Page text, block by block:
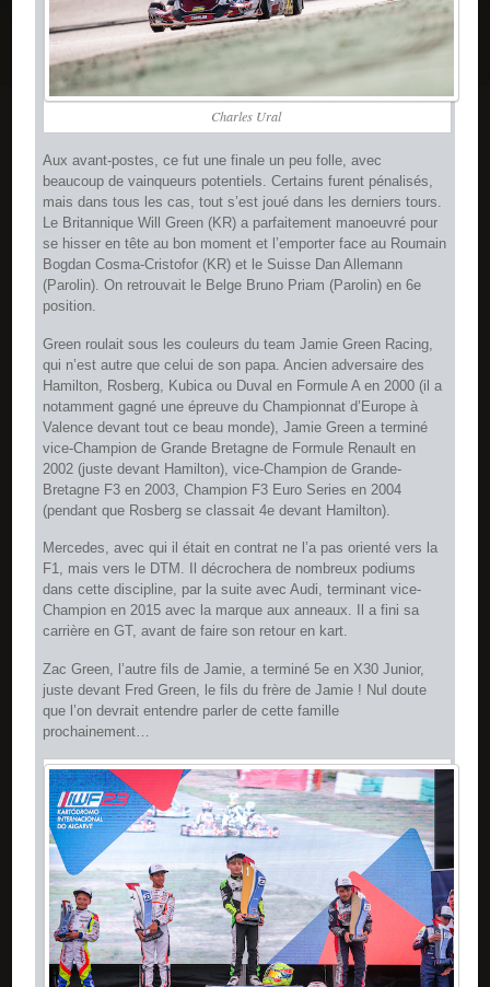
Charles Ural
Aux avant-postes, ce fut une finale un peu folle, avec
beaucoup de vainqueurs potentiels. Certains furent pénalisés,
mais dans tous les cas, tout s’est joué dans les derniers tours.
Le Britannique Will Green (KR) a parfaitement manoeuvré pour
se hisser en tête au bon moment et l’emporter face au Roumain
Bogdan Cosma-Cristofor (KR) et le Suisse Dan Allemann
(Parolin). On retrouvait le Belge Bruno Priam (Parolin) en 6e
position.
Green roulait sous les couleurs du team Jamie Green Racing,
qui n’est autre que celui de son papa. Ancien adversaire des
Hamilton, Rosberg, Kubica ou Duval en Formule A en 2000 (il a
notamment gagné une épreuve du Championnat d’Europe à
Valence devant tout ce beau monde), Jamie Green a terminé
vice-Champion de Grande Bretagne de Formule Renault en
2002 (juste devant Hamilton), vice-Champion de Grande-
Bretagne F3 en 2003, Champion F3 Euro Series en 2004
(pendant que Rosberg se classait 4e devant Hamilton).
Mercedes, avec qui il était en contrat ne l’a pas orienté vers la
F1, mais vers le DTM. Il décrochera de nombreux podiums
dans cette discipline, par la suite avec Audi, terminant vice-
Champion en 2015 avec la marque aux anneaux. Il a fini sa
carrière en GT, avant de faire son retour en kart.
Zac Green, l’autre fils de Jamie, a terminé 5e en X30 Junior,
juste devant Fred Green, le fils du frère de Jamie ! Nul doute
que l’on devrait entendre parler de cette famille
prochainement…